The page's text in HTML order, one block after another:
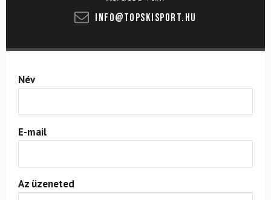
info@topskisport.hu
Név
E-mail
Az üzeneted